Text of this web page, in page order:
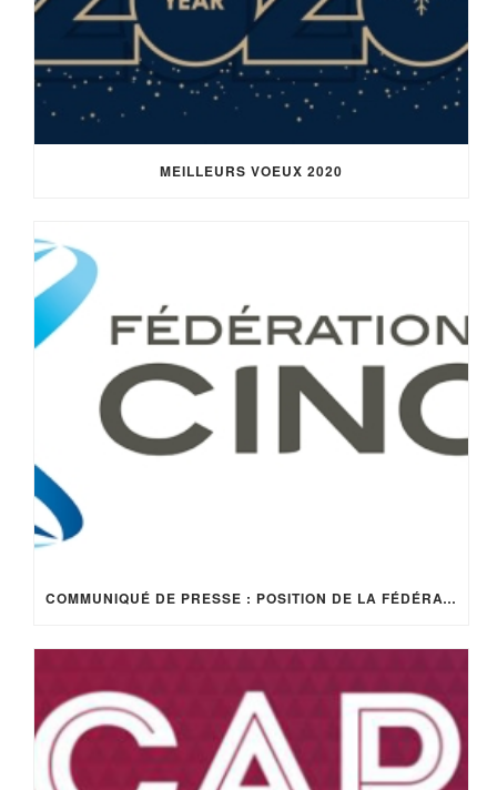
MEILLEURS VOEUX 2020
COMMUNIQUÉ DE PRESSE : POSITION DE LA FÉDÉRATION CINOV AU REGARD DE LA RE2020